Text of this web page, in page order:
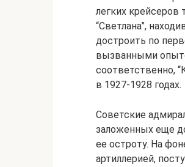
легких крейсеров
“Светлана”,
достроить по
вызванными
соответственно,
в 1927-1928 годах.
Советские
заложенных еще
ее остроту. На
артиллерией,